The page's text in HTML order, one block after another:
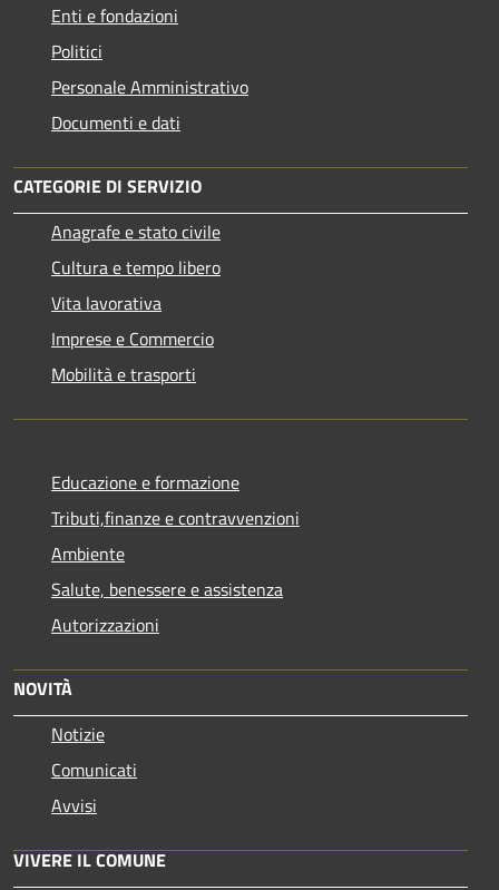
Enti e fondazioni
Politici
Personale Amministrativo
Documenti e dati
CATEGORIE DI SERVIZIO
Anagrafe e stato civile
Cultura e tempo libero
Vita lavorativa
Imprese e Commercio
Mobilità e trasporti
Educazione e formazione
Tributi,finanze e contravvenzioni
Ambiente
Salute, benessere e assistenza
Autorizzazioni
NOVITÀ
Notizie
Comunicati
Avvisi
VIVERE IL COMUNE